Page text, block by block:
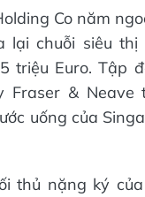
Co năm
lại chuỗi siêu thị
triệu Euro. Tập
Fraser & Neave
uống của
thủ nặng ký